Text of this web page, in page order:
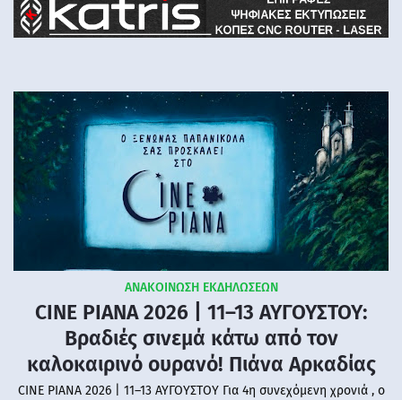
ΑΝΑΚΟΙΝΩΣΗ ΕΚΔΗΛΩΣΕΩΝ
CINE PIANA 2026 | 11–13 ΑΥΓΟΥΣΤΟΥ:
Βραδιές σινεμά κάτω από τον
καλοκαιρινό ουρανό! Πιάνα Αρκαδίας
CINE PIANA 2026 | 11–13 ΑΥΓΟΥΣΤΟΥ Για 4η συνεχόμενη χρονιά , ο